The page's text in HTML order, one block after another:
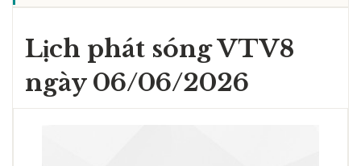
Lịch phát sóng VTV8
ngày 06/06/2026